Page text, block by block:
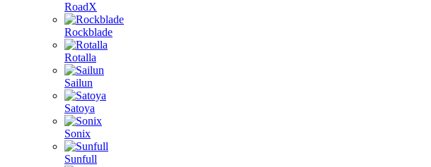
RoadX
Rockblade
Rotalla
Sailun
Satoya
Sonix
Sunfull